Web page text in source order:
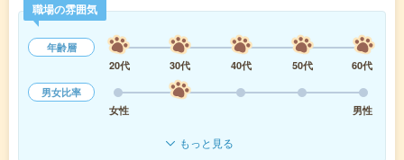
職場の雰囲気
年齢層
20代
30代 40代 50代
60代
男女比率
女性
男性
もっと見る